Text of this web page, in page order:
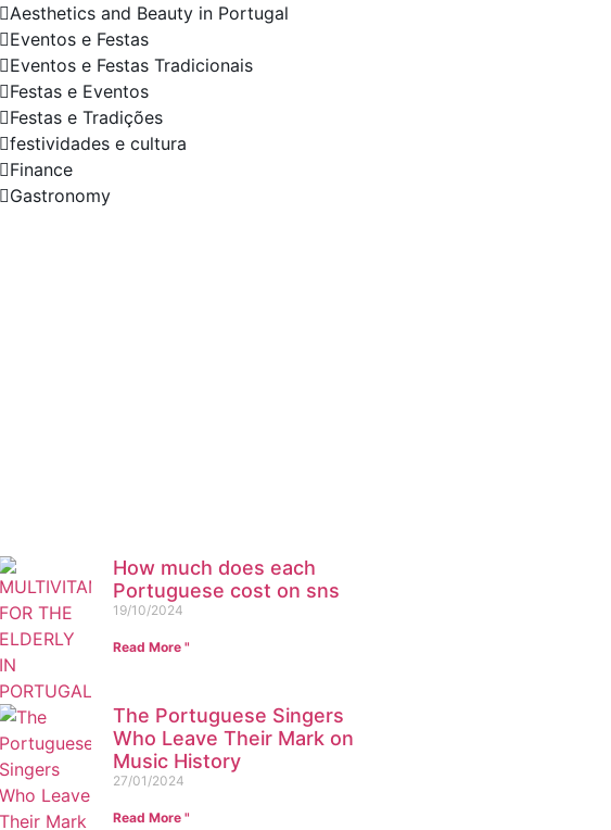
Aesthetics and Beauty in Portugal
Eventos e Festas
Eventos e Festas Tradicionais
Festas e Eventos
Festas e Tradições
festividades e cultura
Finance
Gastronomy
How much does each
Portuguese cost on sns
19/10/2024
Read More "
The Portuguese Singers
Who Leave Their Mark on
Music History
27/01/2024
Read More "